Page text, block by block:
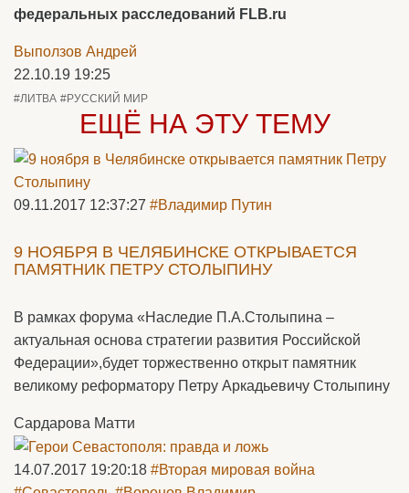
федеральных расследований FLB.ru
Выползов Андрей
22.10.19 19:25
#ЛИТВА #РУССКИЙ МИР
ЕЩЁ НА ЭТУ ТЕМУ
09.11.2017 12:37:27 #Владимир Путин
9 НОЯБРЯ В ЧЕЛЯБИНСКЕ ОТКРЫВАЕТСЯ
ПАМЯТНИК ПЕТРУ СТОЛЫПИНУ
В рамках форума «Наследие П.А.Столыпина –
актуальная основа стратегии развития Российской
Федерации»,будет торжественно открыт памятник
великому реформатору Петру Аркадьевичу Столыпину
Сардарова Матти
14.07.2017 19:20:18 #Вторая мировая война